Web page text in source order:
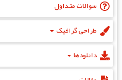
سوالات متداول
طراحی گرافیک
دانلودها